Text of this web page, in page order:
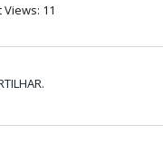
Views: 11